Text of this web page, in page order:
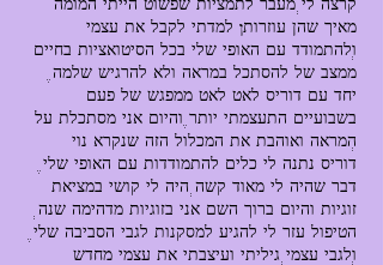
קרצה לי. מעבר לתמציות שפשוט הייתי המומה
מאיך שהן עוזרות! למדתי לקבל את עצמי
ממצב של להסתכל במראה ולא להרגיש שלמה,
יחד עם דוריס לאט לאט ממפגש של פעם
בשבועיים התעצמתי יותר, והיום אני מסתכלת על
דוריס נתנה לי כלים להתמודדות עם האופי שלי,
דבר שהיה לי מאוד קשה. היה לי קושי במציאת
זוגיות והיום ברוך השם אני בזוגיות מדהימה שנה.
הטיפול עזר לי להגיע למסקנות לגבי הסביבה שלי,